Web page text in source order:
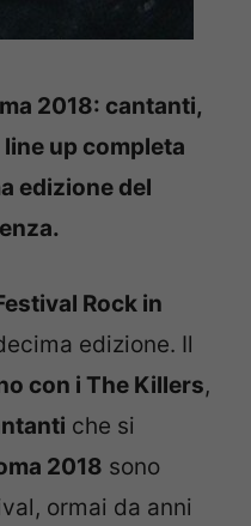
2018: cantanti,
up completa
edizione del
Rock in
edizione. Il
con i The Killers,
che si
2018 sono
ormai da anni